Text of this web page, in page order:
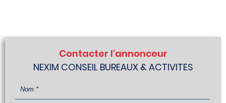
Contacter l'annonceur
NEXIM CONSEIL BUREAUX & ACTIVITES